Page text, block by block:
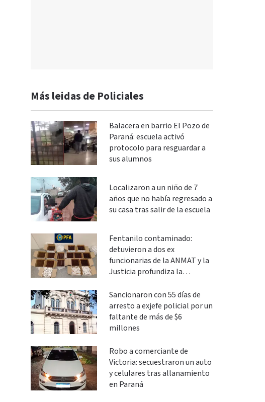
Más leidas de Policiales
Balacera en barrio El Pozo de
Paraná: escuela activó
protocolo para resguardar a
sus alumnos
Localizaron a un niño de 7
años que no había regresado a
su casa tras salir de la escuela
Fentanilo contaminado:
detuvieron a dos ex
funcionarias de la ANMAT y la
Justicia profundiza la
Sancionaron con 55 días de
arresto a exjefe policial por un
faltante de más de $6
millones
Robo a comerciante de
Victoria: secuestraron un auto
y celulares tras allanamiento
en Paraná